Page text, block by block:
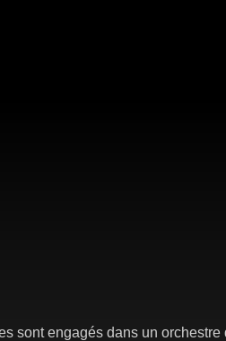
sont engagés dans un orchestre